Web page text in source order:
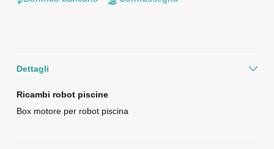
Dettagli
Ricambi robot piscine
Box motore per robot piscina